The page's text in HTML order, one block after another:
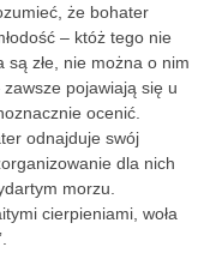
że bohater
– któż tego nie
złe, nie można o nim
pojawiają się u
ocenić.
odnajduje swój
dla nich
morzu.
cierpieniami, woła